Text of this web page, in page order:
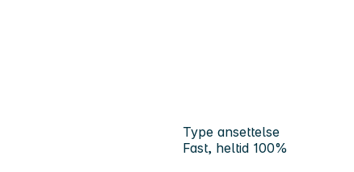
Type ansettelse
Fast, heltid 100%